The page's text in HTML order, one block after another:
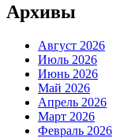
Архивы
Август 2026
Июль 2026
Июнь 2026
Май 2026
Апрель 2026
Март 2026
Февраль 2026